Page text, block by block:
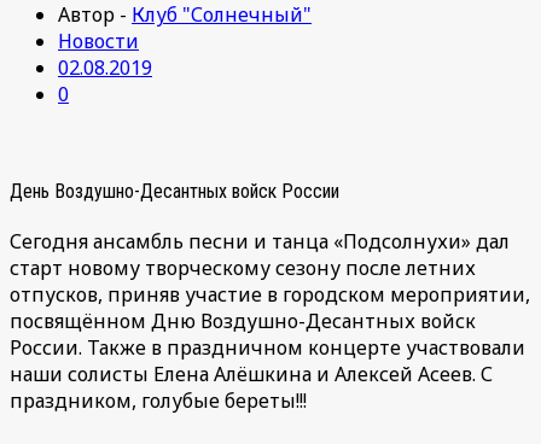
Автор - Клуб "Солнечный"
Новости
02.08.2019
0
День Воздушно-Десантных войск России
Сегодня ансамбль песни и танца «Подсолнухи» дал
старт новому творческому сезону после летних
отпусков, приняв участие в городском мероприятии,
посвящённом Дню Воздушно-Десантных войск
России. Также в праздничном концерте участвовали
наши солисты Елена Алёшкина и Алексей Асеев. С
праздником, голубые береты!!!